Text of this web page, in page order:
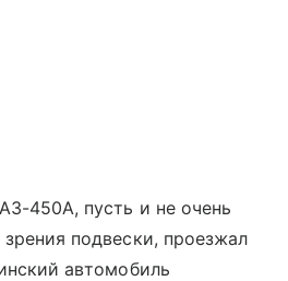
450А, пусть и не очень
подвески, проезжал
автомобиль